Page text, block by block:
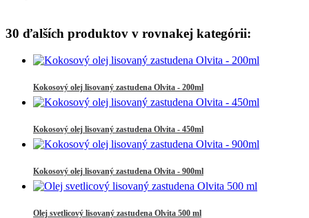
30 ďalších produktov v rovnakej kategórii:
Kokosový olej lisovaný zastudena Olvita - 200ml
Kokosový olej lisovaný zastudena Olvita - 450ml
Kokosový olej lisovaný zastudena Olvita - 900ml
Olej svetlicový lisovaný zastudena Olvita 500 ml